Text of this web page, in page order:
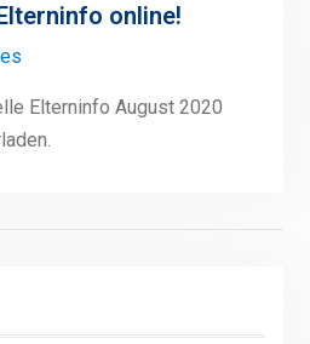
online!
Elterninfo August 2020